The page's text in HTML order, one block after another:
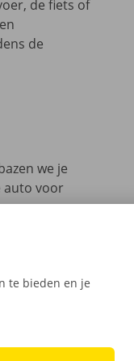
de fiets of
de
we je
auto voor
te bieden en je